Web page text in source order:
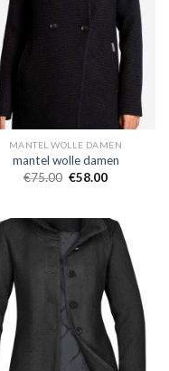
MANTEL WOLLE DAMEN
mantel wolle damen
€75.00 €58.00